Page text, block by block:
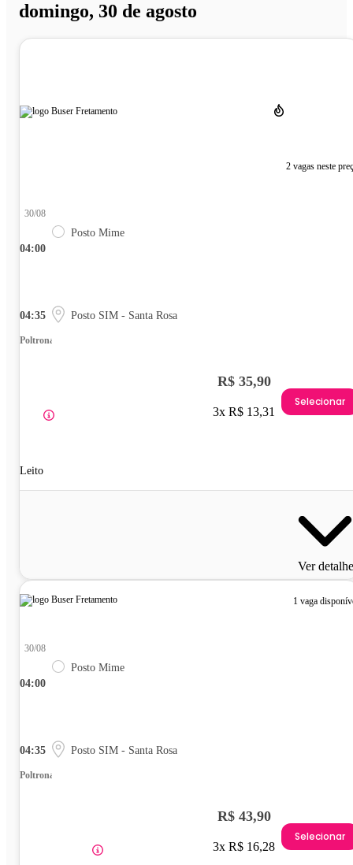
domingo, 30 de agosto
2 vagas neste
04:00
30/08
Posto Mime
04:35 Posto SIM - Santa Rosa
Poltrona
Leito
R$ 35,90
3x R$ 13,31
Selecionar
Ver
1 vaga
04:00
30/08
Posto Mime
04:35 Posto SIM - Santa Rosa
Poltrona
R$ 43,90
3x R$ 16,28
Selecionar